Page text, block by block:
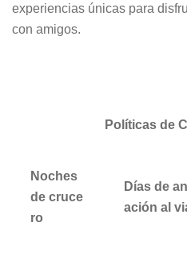
experiencias únicas para
con amigos.
Políticas de
Noches
de cruce
ro
Días de
ación al